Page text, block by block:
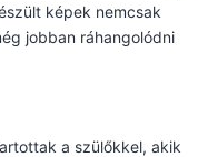
képek nemcsak
jobban ráhangolódni
a szülőkkel, akik